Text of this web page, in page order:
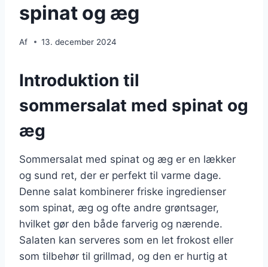
spinat og æg
Af 13. december 2024
Introduktion til
sommersalat med spinat og
æg
Sommersalat med spinat og æg er en lækker
og sund ret, der er perfekt til varme dage.
Denne salat kombinerer friske ingredienser
som spinat, æg og ofte andre grøntsager,
hvilket gør den både farverig og nærende.
Salaten kan serveres som en let frokost eller
som tilbehør til grillmad, og den er hurtig at